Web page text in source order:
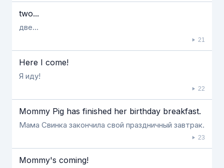
two...
две...
21
Here I come!
Я иду!
22
Mommy Pig has finished her birthday breakfast.
Мама Свинка закончила свой праздничный завтрак.
23
Mommy's coming!